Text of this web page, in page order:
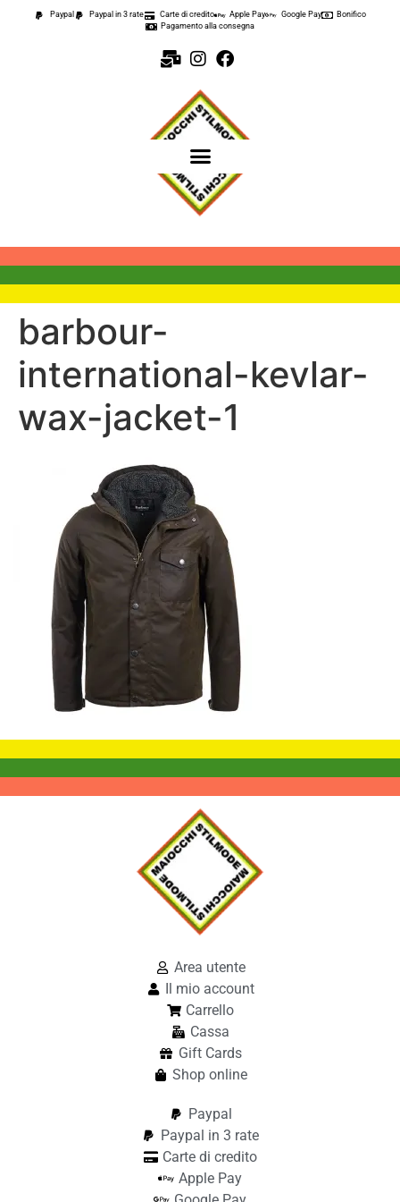
contenuto
Paypal Paypal in 3 rate Carte di credito Apple Pay Google Pay
Bonifico
Pagamento alla consegna
barbour-
international-kevlar-
wax-jacket-1
Area utente
Il mio account
Carrello
Cassa
Gift Cards
Shop online
Paypal
Paypal in 3 rate
Carte di credito
Apple Pay